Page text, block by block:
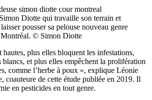
Diotte qui travaille son terrain et
pousser sa pelouse nouveau genre
Montréal. © Simon Diotte
hautes, plus elles bloquent les infestations,
blancs, et plus elles empêchent la prolifération
comme l’herbe à poux », explique Léonie
coauteure de cette étude publiée en 2019. Il
en pesticides en tout genre.